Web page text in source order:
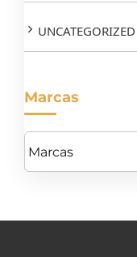
UNCATEGORIZED
Marcas